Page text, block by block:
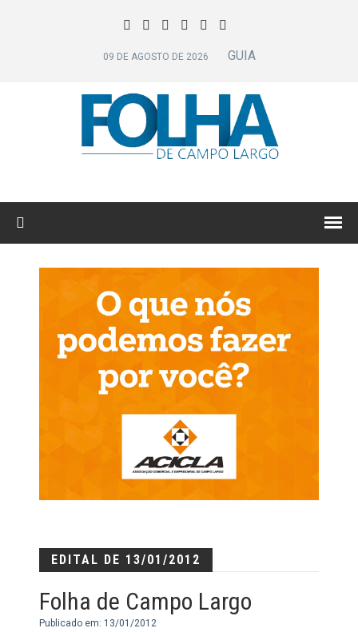
09 DE AGOSTO DE 2026 GUIA
EDITAL DE 13/01/2012
Folha de Campo Largo
Publicado em: 13/01/2012